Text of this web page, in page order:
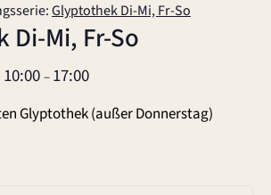
Glyptothek Di-Mi, Fr-So
Di-Mi, Fr-So
10:00–17:00
Glyptothek (außer Donnerstag)